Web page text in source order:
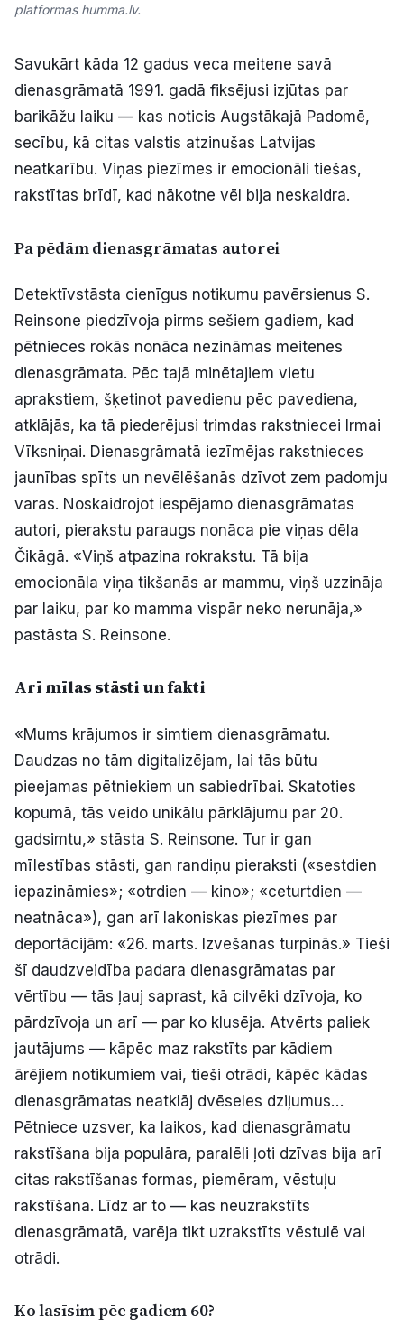
platformas humma.lv.
Savukārt kāda 12 gadus veca meitene savā
dienasgrāmatā 1991. gadā fiksējusi izjūtas par
barikāžu laiku — kas noticis Augstākajā Padomē,
secību, kā citas valstis atzinušas Latvijas
neatkarību. Viņas piezīmes ir emocionāli tiešas,
rakstītas brīdī, kad nākotne vēl bija neskaidra.
Pa pēdām dienasgrāmatas autorei
Detektīvstāsta cienīgus notikumu pavērsienus S.
Reinsone piedzīvoja pirms sešiem gadiem, kad
pētnieces rokās nonāca nezināmas meitenes
dienasgrāmata. Pēc tajā minētajiem vietu
aprakstiem, šķetinot pavedienu pēc pavediena,
atklājās, ka tā piederējusi trimdas rakstniecei Irmai
Vīksniņai. Dienasgrāmatā iezīmējas rakstnieces
jaunības spīts un nevēlēšanās dzīvot zem padomju
varas. Noskaidrojot iespējamo dienasgrāmatas
autori, pierakstu paraugs nonāca pie viņas dēla
Čikāgā. «Viņš atpazina rokrakstu. Tā bija
emocionāla viņa tikšanās ar mammu, viņš uzzināja
par laiku, par ko mamma vispār neko nerunāja,»
pastāsta S. Reinsone.
Arī mīlas stāsti un fakti
«Mums krājumos ir simtiem dienasgrāmatu.
Daudzas no tām digitalizējam, lai tās būtu
pieejamas pētniekiem un sabiedrībai. Skatoties
kopumā, tās veido unikālu pārklājumu par 20.
gadsimtu,» stāsta S. Reinsone. Tur ir gan
mīlestības stāsti, gan randiņu pieraksti («sestdien
iepazināmies»; «otrdien — kino»; «ceturtdien —
neatnāca»), gan arī lakoniskas piezīmes par
deportācijām: «26. marts. Izvešanas turpinās.» Tieši
šī daudzveidība padara dienasgrāmatas par
vērtību — tās ļauj saprast, kā cilvēki dzīvoja, ko
pārdzīvoja un arī — par ko klusēja. Atvērts paliek
jautājums — kāpēc maz rakstīts par kādiem
ārējiem notikumiem vai, tieši otrādi, kāpēc kādas
dienasgrāmatas neatklāj dvēseles dziļumus…
Pētniece uzsver, ka laikos, kad dienasgrāmatu
rakstīšana bija populāra, paralēli ļoti dzīvas bija arī
citas rakstīšanas formas, piemēram, vēstuļu
rakstīšana. Līdz ar to — kas neuzrakstīts
dienasgrāmatā, varēja tikt uzrakstīts vēstulē vai
otrādi.
Ko lasīsim pēc gadiem 60?